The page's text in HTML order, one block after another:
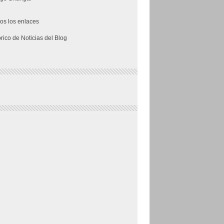
los enlaces
de Noticias del Blog